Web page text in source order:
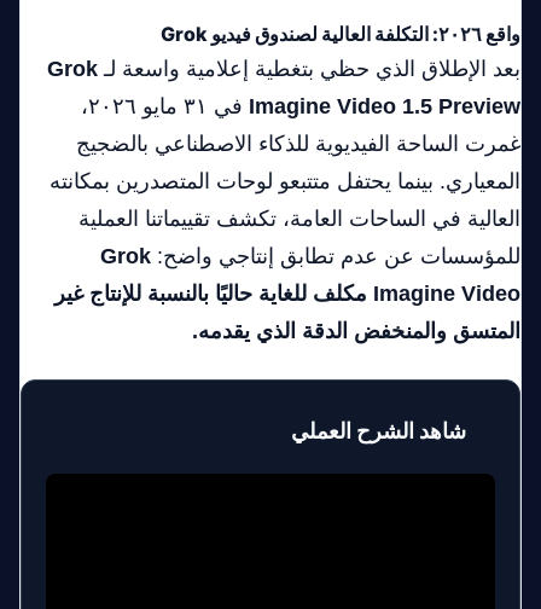
واقع ٢٠٢٦: التكلفة العالية لصندوق فيديو Grok
بعد الإطلاق الذي حظي بتغطية إعلامية واسعة لـ Grok
Imagine Video 1.5 Preview
في ٣١ مايو ٢٠٢٦،
غمرت الساحة الفيديوية للذكاء الاصطناعي بالضجيج
المعياري. بينما يحتفل متتبعو لوحات المتصدرين بمكانته
العالية في الساحات العامة، تكشف تقييماتنا العملية
للمؤسسات عن عدم تطابق إنتاجي واضح: Grok
Imagine Video مكلف للغاية حاليًا بالنسبة للإنتاج غير
المتسق والمنخفض الدقة الذي يقدمه.
شاهد الشرح العملي